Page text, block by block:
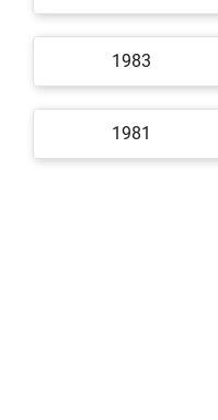
1983
1981